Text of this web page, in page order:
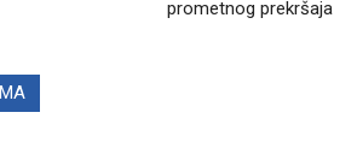
prometnog prekršaja